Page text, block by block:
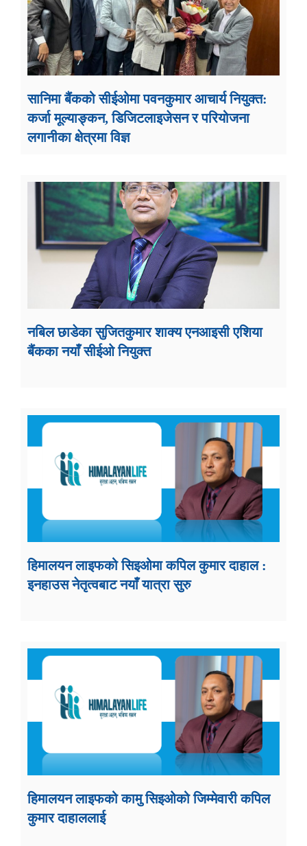
सानिमा बैंकको सीईओमा पवनकुमार आचार्य नियुक्त:
कर्जा मूल्याङ्कन, डिजिटलाइजेसन र परियोजना
लगानीका क्षेत्रमा विज्ञ
नबिल छाडेका सुजितकुमार शाक्य एनआइसी एशिया
बैंकका नयाँ सीईओ नियुक्त
हिमालयन लाइफको सिइओमा कपिल कुमार दाहाल :
इनहाउस नेतृत्वबाट नयाँ यात्रा सुरु
हिमालयन लाइफको कामु सिइओको जिम्मेवारी कपिल
कुमार दाहाललाई